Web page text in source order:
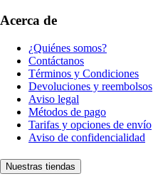
Acerca de
¿Quiénes somos?
Contáctanos
Términos y Condiciones
Devoluciones y reembolsos
Aviso legal
Métodos de pago
Tarifas y opciones de envío
Aviso de confidencialidad
Nuestras tiendas